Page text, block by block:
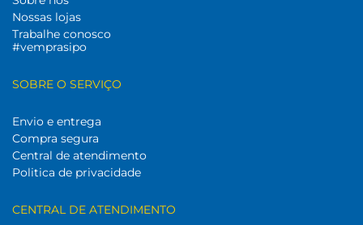
Nossas lojas
Trabalhe conosco
#vemprasipo
SOBRE O SERVIÇO
Envio e entrega
Compra segura
Central de atendimento
Politica de privacidade
CENTRAL DE ATENDIMENTO